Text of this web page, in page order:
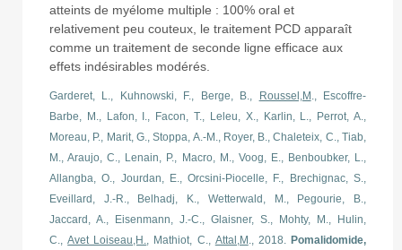
atteints de myélome multiple : 100% oral et
relativement peu couteux, le traitement PCD apparaît
comme un traitement de seconde ligne efficace aux
effets indésirables modérés.
Garderet, L., Kuhnowski, F., Berge, B., Roussel,M ., Escoffre-
Barbe, M., Lafon, I., Facon, T., Leleu, X., Karlin, L., Perrot, A.,
Moreau, P., Marit, G., Stoppa, A.-M., Royer, B., Chaleteix, C., Tiab,
M., Araujo, C., Lenain, P., Macro, M., Voog, E., Benboubker, L.,
Allangba, O., Jourdan, E., Orcsini-Piocelle, F., Brechignac, S.,
Eveillard, J.-R., Belhadj, K., Wetterwald, M., Pegourie, B.,
Jaccard, A., Eisenmann, J.-C., Glaisner, S., Mohty, M., Hulin,
C.,Avet Loiseau,H., Mathiot, C., Attal,M ., 2018. Pomalidomide,